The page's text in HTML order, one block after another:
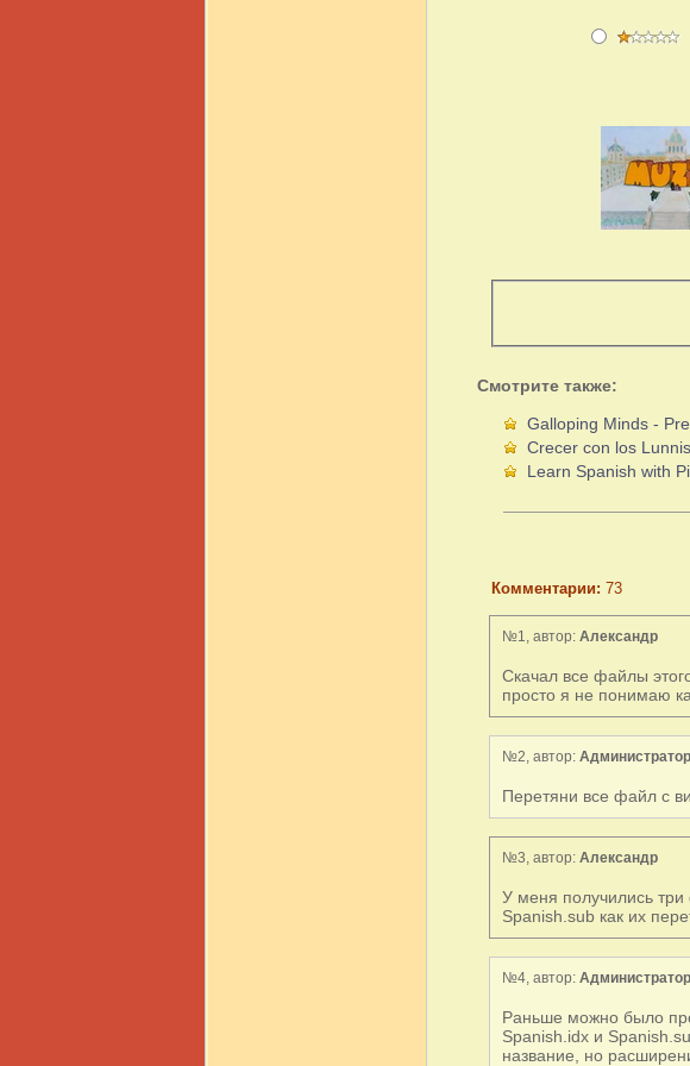
Смотрите также:
Galloping Minds -
Crecer con los Lunnis
Learn Spanish with
Комментарии: 73
№1, автор: Александр
Скачал все файлы
просто я не понимаю
№2, автор: Администратор
Перетяни все файл с
№3, автор: Александр
У меня получились
Spanish.sub как их
№4, автор: Администратор
Раньше можно было
Spanish.idx и
название, но